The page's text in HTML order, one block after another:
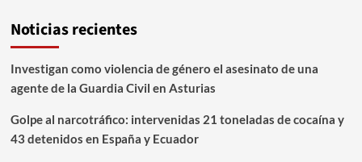
Noticias recientes
Investigan como violencia de género el asesinato de una
agente de la Guardia Civil en Asturias
Golpe al narcotráfico: intervenidas 21 toneladas de cocaína y
43 detenidos en España y Ecuador